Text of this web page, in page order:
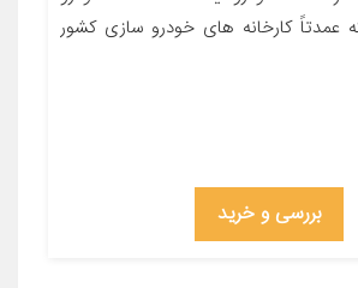
کارخانه های خودرو سازی کشور
بررسی و خرید